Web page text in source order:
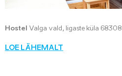
Hostel Valga vald, Iigaste küla 68308
LOE LÄHEMALT